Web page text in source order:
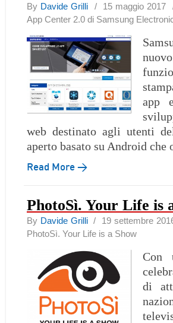
By Davide Grilli / 15 maggio 2017
App Center 2.0 di Samsung
app
web destinato agli utenti
aperto basato su Android
Read More →
PhotoSì. Your Life is
By Davide Grilli/ 19 settembre
PhotoSì. Your Life is a Show
Con
di